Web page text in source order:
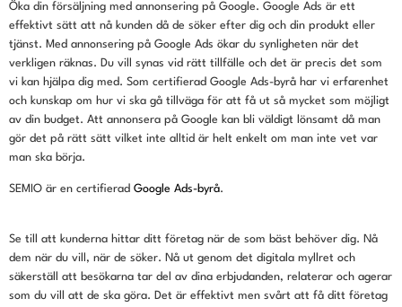
Öka din försäljning med annonsering på Google. Google Ads är ett
effektivt sätt att nå kunden då de söker efter dig och din produkt eller
tjänst. Med annonsering på Google Ads ökar du synligheten när det
verkligen räknas. Du vill synas vid rätt tillfälle och det är precis det som
vi kan hjälpa dig med. Som certifierad Google Ads-byrå har vi erfarenhet
och kunskap om hur vi ska gå tillväga för att få ut så mycket som möjligt
av din budget. Att annonsera på Google kan bli väldigt lönsamt då man
gör det på rätt sätt vilket inte alltid är helt enkelt om man inte vet var
man ska börja.
SEMIO är en certifierad Google Ads-byrå.
Se till att kunderna hittar ditt företag när de som bäst behöver dig. Nå
dem när du vill, när de söker. Nå ut genom det digitala myllret och
säkerställ att besökarna tar del av dina erbjudanden, relaterar och agerar
som du vill att de ska göra. Det är effektivt men svårt att få ditt företag